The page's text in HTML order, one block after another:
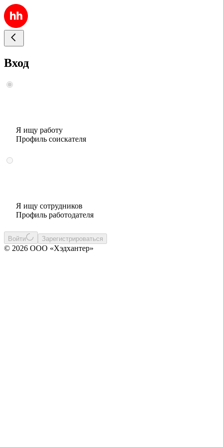
Вход
Я ищу работу
Профиль соискателя
Я ищу сотрудников
Профиль работодателя
Войти Зарегистрироваться
© 2026 ООО «Хэдхантер»